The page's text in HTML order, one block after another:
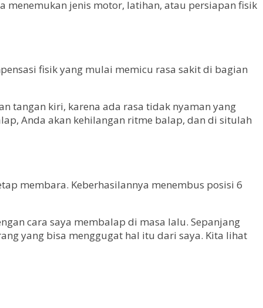
menemukan jenis motor, latihan, atau persiapan fisik
fisik yang mulai memicu rasa sakit di bagian
tangan kiri, karena ada rasa tidak nyaman yang
Anda akan kehilangan ritme balap, dan di situlah
membara. Keberhasilannya menembus posisi 6
cara saya membalap di masa lalu. Sepanjang
yang bisa menggugat hal itu dari saya. Kita lihat